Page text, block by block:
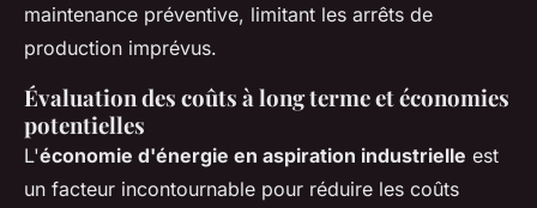
maintenance préventive, limitant les arrêts de
production imprévus.
Évaluation des coûts à long terme et économies
potentielles
L'économie d'énergie en aspiration industrielle est
un facteur incontournable pour réduire les coûts